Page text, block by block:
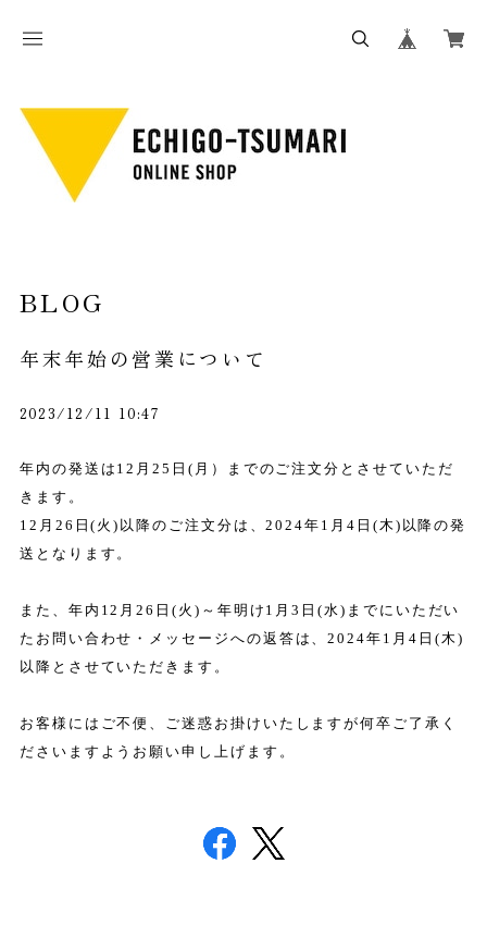
BLOG
年末年始の営業について
2023/12/11 10:47
年内の発送は 12 月25日(月）までのご注文分と させていただ
きます。
12 月 26 日(火) 以降のご注文分は、2024年 1 月4日(木)以降の発
送となります。
また、年内12月26日(火)～年明け1月3日(水)までにいただい
た お問い合わせ・メッセージへの返答は、2024年 1 月4日(木)
以降とさせていただきます。
お客様にはご不便、ご迷惑お掛けいたしますが何卒ご了承く
ださいますようお願い申し上げます。